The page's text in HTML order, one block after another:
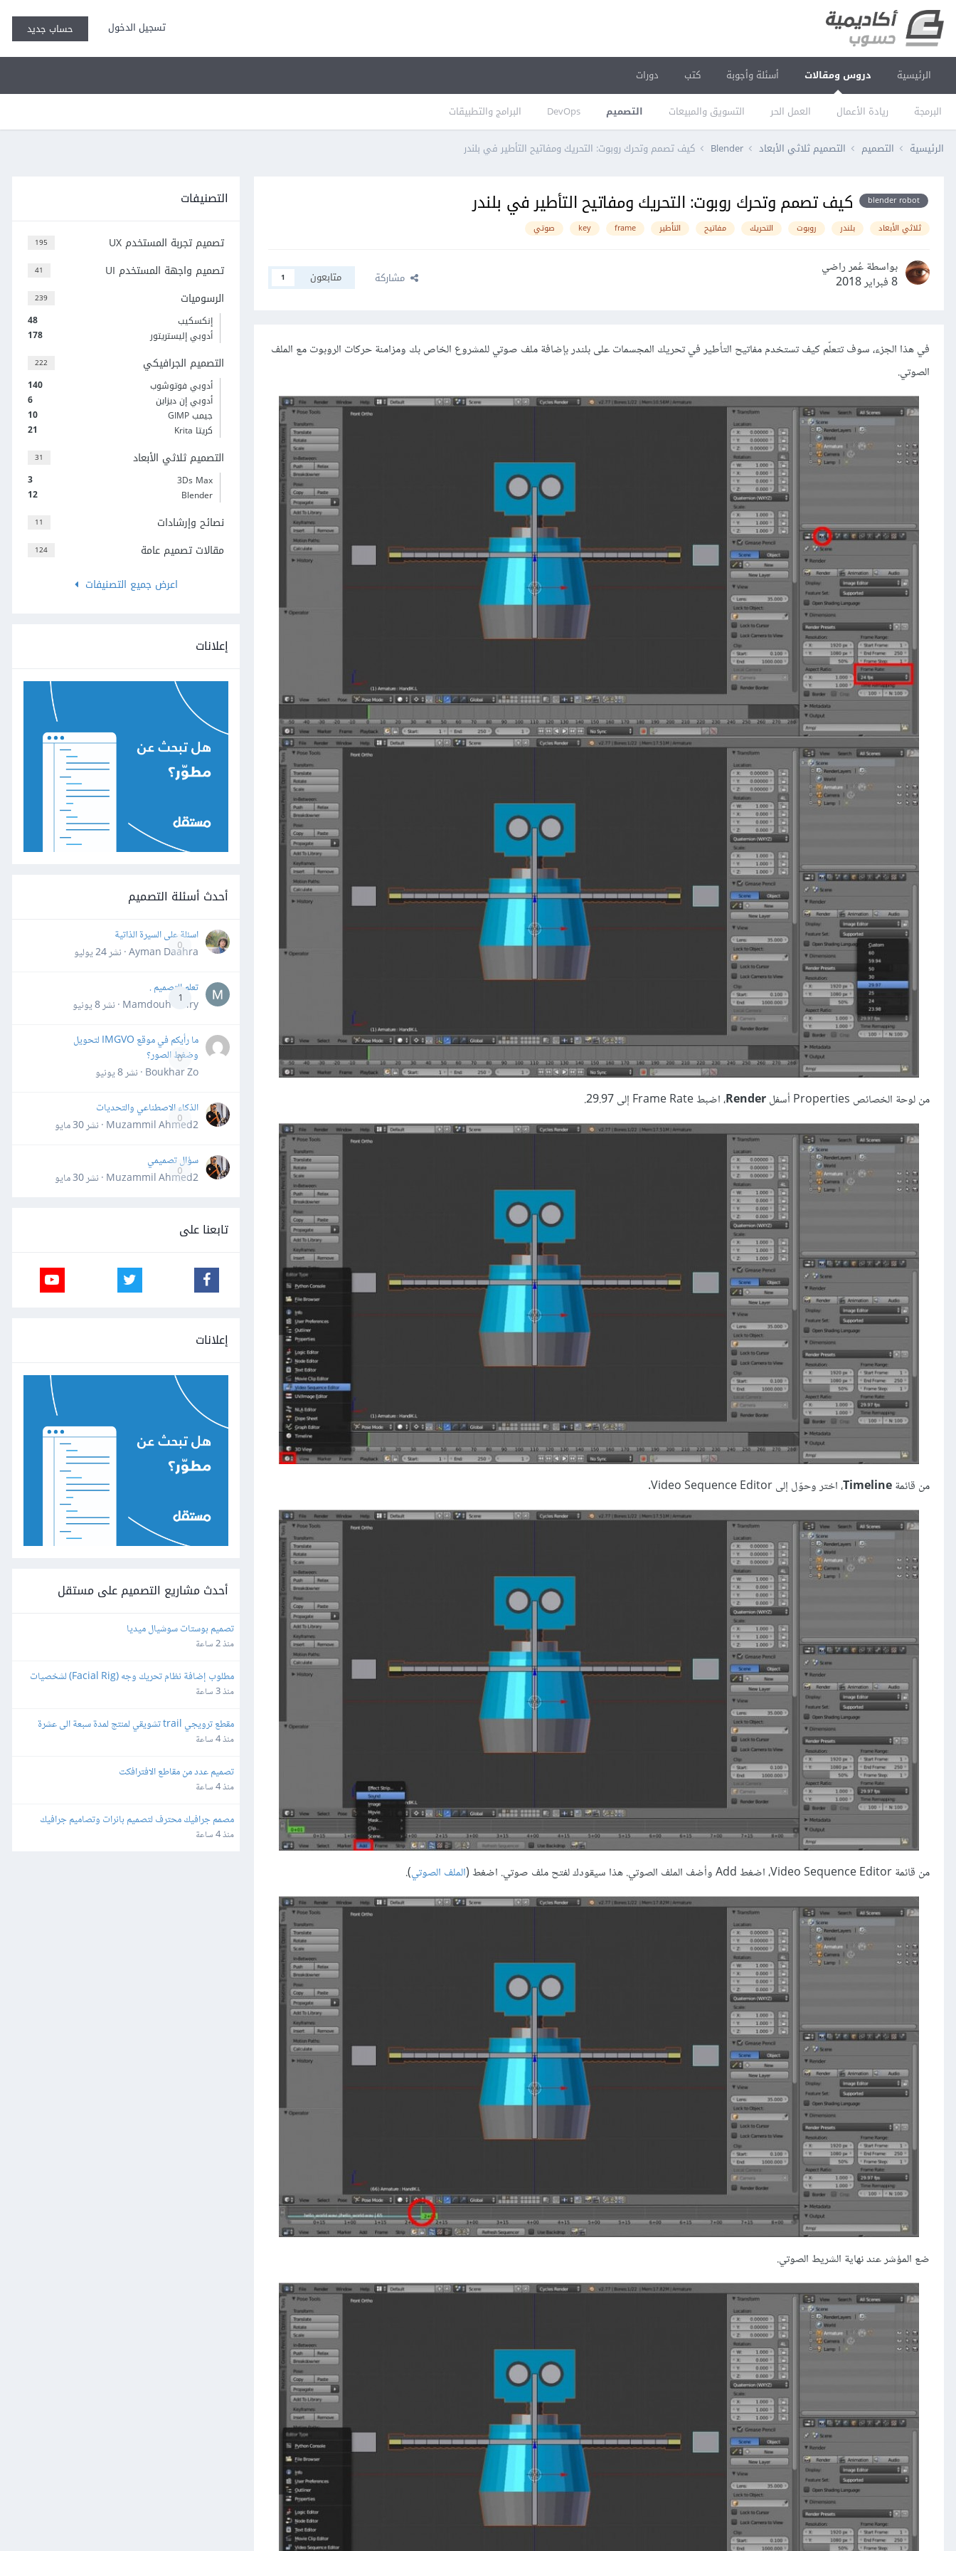
تسجيل الدخول حساب جديد
الرئيسية دروس ومقالات
البرمجة ريادة الأعمال العمل الحر التسويق والمبيعات التصميم DevOps البرامج والتطبيقات
أسئلة وأجوبة كتب دورات
الرئيسية التصميم التصميم ثلاثي الأبعاد Blender كيف تصمم وتحرك روبوت: التحريك ومفاتيح التأطير في بلندر
blender robot كيف تصمم وتحرك روبوت: التحريك ومفاتيح التأطير في بلندر
ثلاثي الأبعاد بلندر روبوت التحريك مفاتيح التأطير frame
key صوتي
بواسطة عُمر راضي
8 فبراير 2018
مشاركة متابعون 1
في هذا الجزء، سوف تتعلّم كيف تستخدم مفاتيح التأطير في تحريك المجسمات على بلندر بإضافة ملف صوتي للمشروع الخاص بك ومزامنة حركات الروبوت مع الملف
الصوتي.
من لوحة الخصائص Properties أسفل Render، اضبط Frame Rate إلى 29.97.
من قائمةTimeline، اختر وحوّل إلى Video Sequence Editor.
من قائمة Video Sequence Editor، اضغط Add وأضف الملف الصوتي. هذا سيقودك لفتح ملف صوتي. اضغط ( الملف الصوتي).
ضع المؤشر عند نهاية الشريط الصوتي.
التصنيفات
195 تصميم تجربة المستخدم UX
41 تصميم واجهة المستخدم UI
239 الرسوميات
48
إنكسكيب
178
أدوبي إليستريتور
222 التصميم الجرافيكي
140
أدوبي فوتوشوب
6
أدوبي إن ديزاين
10
جيمب GIMP
21
كريتا Krita
31 التصميم ثلاثي الأبعاد
3
3Ds Max
12
Blender
11 نصائح وإرشادات
124
مقالات تصميم عامة
اعرض جميع التصنيفات
إعلانات
أحدث أسئلة التصميم
0
اسئلة على السيرة الذاتية
Ayman Daahra · نشر
24 يوليو
1
تعلم التصميم .
Mamdouh Khiry · نشر
8 يونيو
0
ما رأيكم في موقع IMGVO لتحويل
وضغط الصور؟
Boukhar Zo · نشر
8 يونيو
0
الذكاء الاصطناعي والتحديات
Muzammil Ahmed2 · نشر
30 مايو
0
سؤال تصميمي
Muzammil Ahmed2 · نشر
30 مايو
تابعنا على
إعلانات
أحدث مشاريع التصميم على مستقل
تصميم بوستات سوشيال ميديا
منذ 2 ساعة
3D بصيغة FBX باستخدام Blender
منذ 3 ساعة
ثواني بشكل احترافي
منذ 4 ساعة
تصميم عدد من مقاطع الافترافكت
منذ 4 ساعة
لتطبيق الكتروني
منذ 4 ساعة